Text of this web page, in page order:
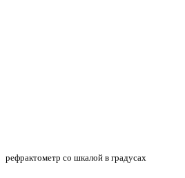
рефрактометр со шкалой в градусах